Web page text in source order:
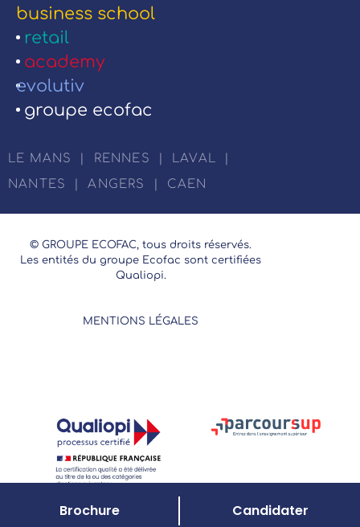
business school
retail
academy
evolutiv
groupe ecofac
LE MANS RENNES LAVAL
NANTES
ANGERS CAEN
© GROUPE ECOFAC, tous droits réservés.
Les entités du groupe Ecofac sont certifiées
Qualiopi.
MENTIONS LÉGALES
Brochure Candidater